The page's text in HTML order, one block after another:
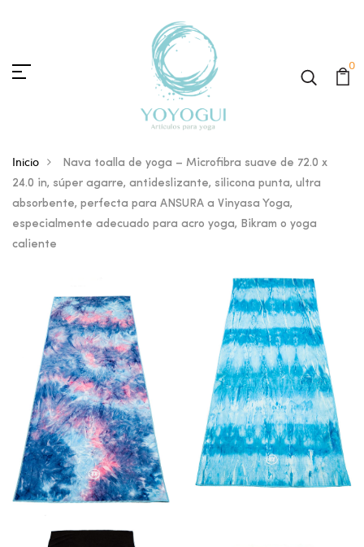
0
Inicio
Nava toalla de yoga – Microfibra suave de 72.0 x
24.0 in, súper agarre, antideslizante, silicona punta, ultra
absorbente, perfecta para ANSURA a Vinyasa Yoga,
especialmente adecuado para acro yoga, Bikram o yoga
caliente